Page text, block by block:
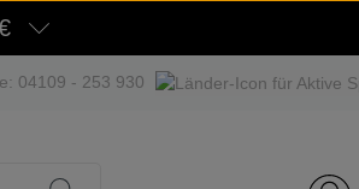
04109 - 253 930